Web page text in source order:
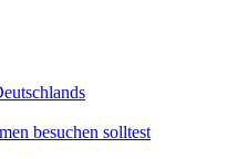
besuchen solltest